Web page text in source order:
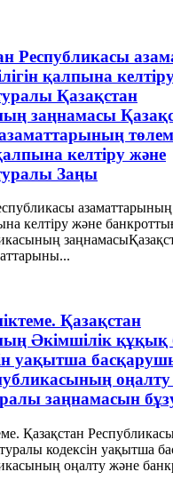
Республикасы
қалпына
Қазақстан
заңнамасы
төлем
келтіру және
Заңы
келтіру және
Қазақстан
Әкімшілік
уақытша
заңнамасын
Қазақстан
кодексін уақытша
оңалту және